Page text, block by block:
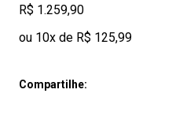
R$ 1.259,90
ou 10x de R$ 125,99
Compartilhe: